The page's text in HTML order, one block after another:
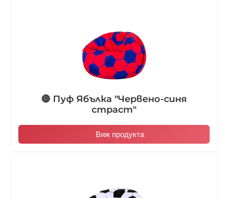
🔴 Пуф Ябълка "Червено-синя
страст"
Виж продукта